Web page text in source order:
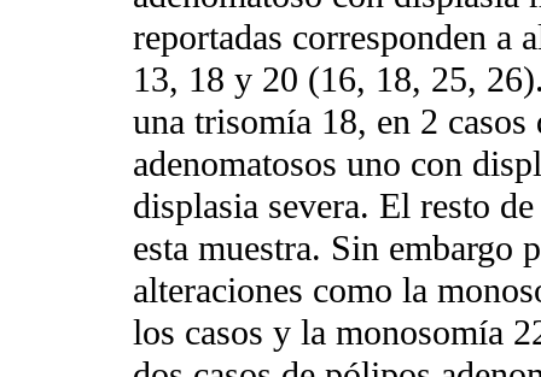
reportadas corresponden a
13, 18 y 20 (16, 18, 25,
una trisomía 18, en 2
adenomatosos uno con
displasia severa. El resto
esta muestra. Sin embargo
alteraciones como la
los casos y la monosomía